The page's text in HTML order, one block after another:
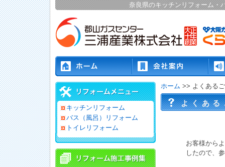
奈良県のキッチンリフォーム・
ホーム >> よくある
よくあ
お客様から
したので、
キッチンリフォーム
バス（風呂）リフォーム
トイレリフォーム